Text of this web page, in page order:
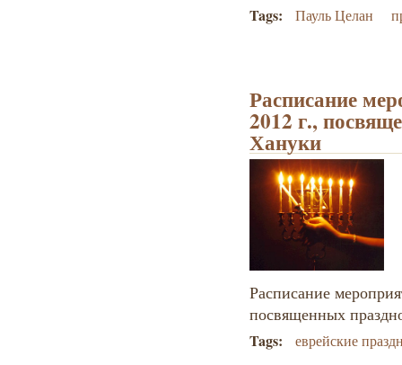
Tags: Пауль Целан
Расписание
2012 г.,
Хануки
Расписание
посвященных
Tags: еврейские